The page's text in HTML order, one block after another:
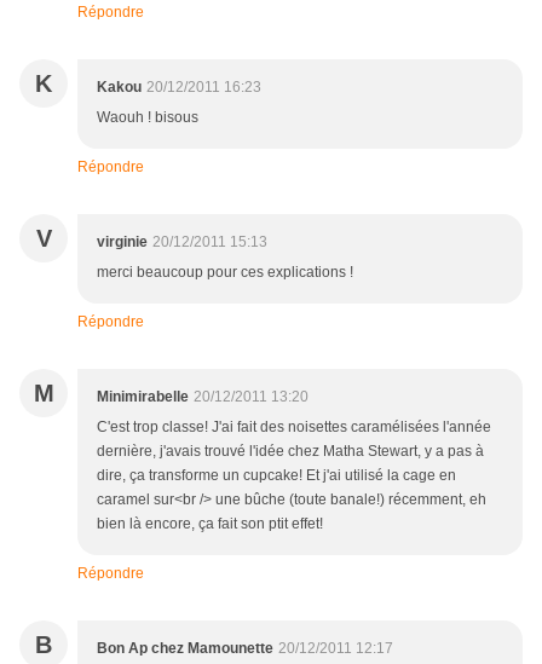
Répondre
K Kakou 20/12/2011 16:23
Waouh ! bisous
Répondre
V virginie 20/12/2011 15:13
merci beaucoup pour ces explications !
Répondre
M Minimirabelle 20/12/2011 13:20
C'est trop classe! J'ai fait des noisettes caramélisées l'année
dernière, j'avais trouvé l'idée chez Matha Stewart, y a pas à
dire, ça transforme un cupcake! Et j'ai utilisé la cage en
caramel sur<br /> une bûche (toute banale!) récemment, eh
bien là encore, ça fait son ptit effet!
Répondre
B Bon Ap chez Mamounette 20/12/2011 12:17